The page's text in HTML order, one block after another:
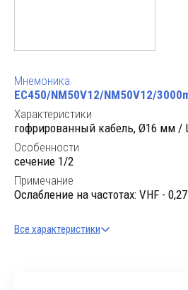
Мнемоника
EC450/NM50V12/NM50V12/
Характеристики
гофрированный кабель, Ø16 мм /
Особенности
сечение 1/2
Примечание
Ослабление на частотах: VHF -
Все характеристики